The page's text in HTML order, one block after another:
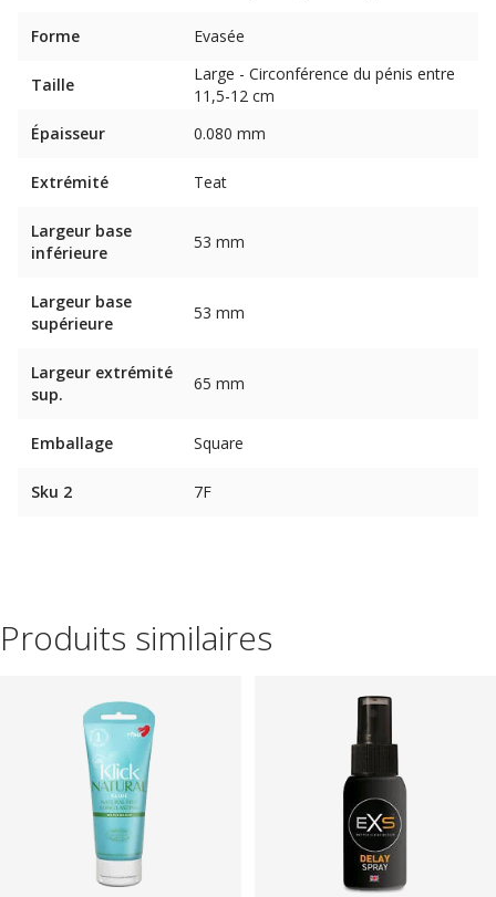
Forme Evasée
Taille
Large - Circonférence du pénis entre
11,5-12 cm
Épaisseur
0.080 mm
Extrémité Teat
Largeur base
inférieure
53 mm
Largeur base
supérieure
53 mm
Largeur extrémité
sup.
65 mm
Emballage Square
Sku 2 7F
Produits similaires